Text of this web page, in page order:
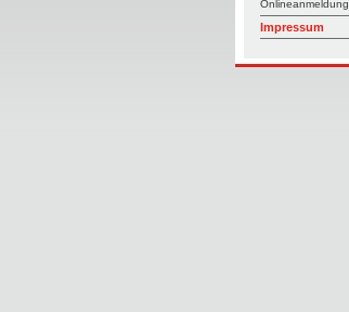
Onlineanmeldung
Impressum